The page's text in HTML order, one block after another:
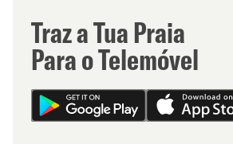
Traz a Tua Praia
Para o Telemóvel